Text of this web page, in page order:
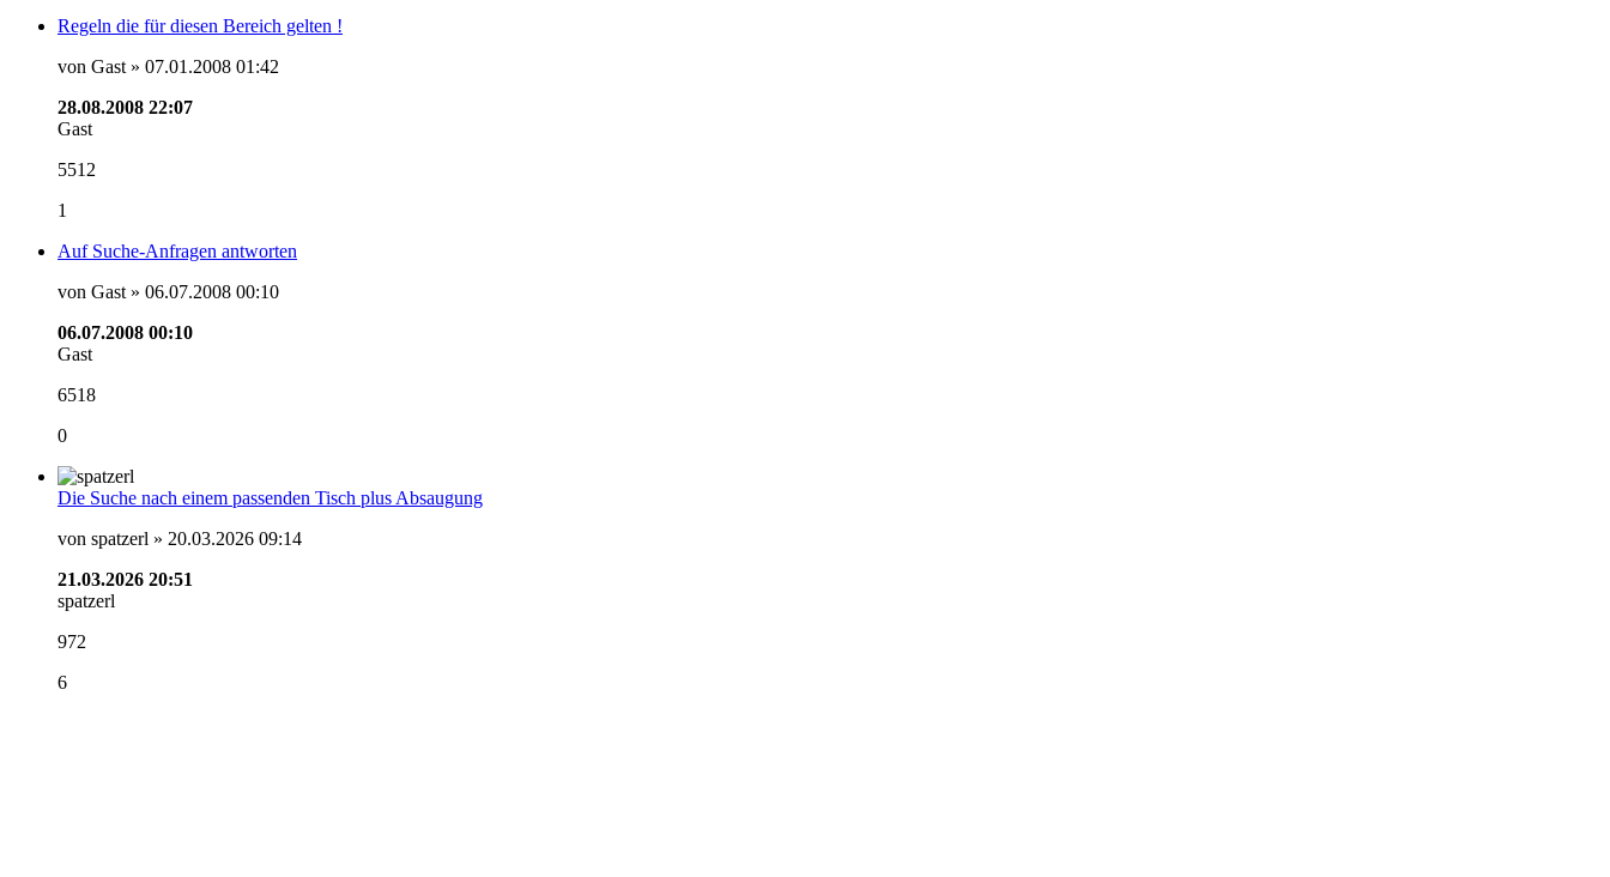
Regeln die für diesen Bereich gelten !
von Gast » 07.01.2008 01:42
28.08.2008 22:07
Gast
5512
1
Auf Suche-Anfragen antworten
von Gast » 06.07.2008 00:10
06.07.2008 00:10
Gast
6518
0
Die Suche nach einem passenden Tisch plus Absaugung
von spatzerl » 20.03.2026 09:14
21.03.2026 20:51
spatzerl
972
6